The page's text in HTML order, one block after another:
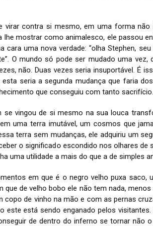
virar contra si mesmo, em uma forma não
mostrar como animalesco, ele passou
uma nova verdade: “olha Stephen,
O mundo só pode ser mudado uma vez,
não. Duas vezes seria insuportável. É
seria a segunda mudança que faria
que conseguiu com tanto sacrifício.
se vingou de si mesmo na sua louca
uma terra imutável, um cosmos que
terra sem mudanças, ele adquiriu um
o significado escondido nos olhares de
uma utilidade a mais do que a de simples
em que é o negro velho puxa saco,
de velho bobo ele não tem nada,
de vinho na mão e com as pernas
este está sendo enganado pelos
de dentro do inferno se tornar não